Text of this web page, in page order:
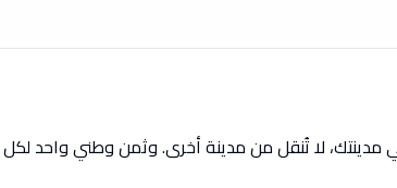
لا تُنقل من مدينة أخرى. وثمن وطني واحد لكل